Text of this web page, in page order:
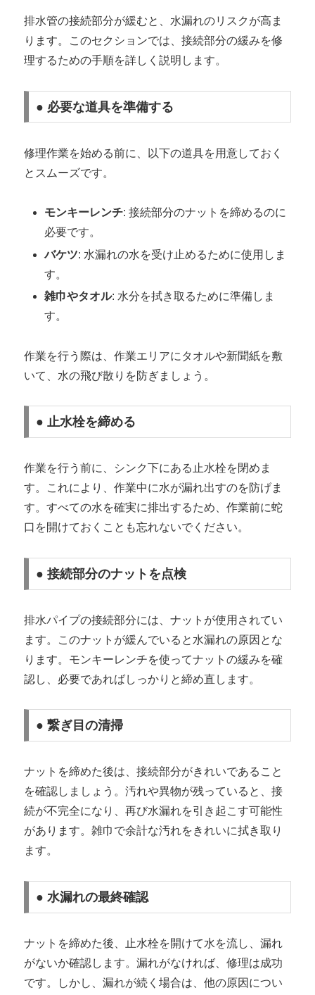
排水管の接続部分が緩むと、水漏れのリスクが高ま
ります。このセクションでは、接続部分の緩みを修
理するための手順を詳しく説明します。
● 必要な道具を準備する
修理作業を始める前に、以下の道具を用意しておく
とスムーズです。
モンキーレンチ: 接続部分のナットを締めるのに
必要です。
バケツ: 水漏れの水を受け止めるために使用しま
す。
雑巾やタオル: 水分を拭き取るために準備しま
す。
作業を行う際は、作業エリアにタオルや新聞紙を敷
いて、水の飛び散りを防ぎましょう。
● 止水栓を締める
作業を行う前に、シンク下にある止水栓を閉めま
す。これにより、作業中に水が漏れ出すのを防げま
す。すべての水を確実に排出するため、作業前に蛇
口を開けておくことも忘れないでください。
● 接続部分のナットを点検
排水パイプの接続部分には、ナットが使用されてい
ます。このナットが緩んでいると水漏れの原因とな
ります。モンキーレンチを使ってナットの緩みを確
認し、必要であればしっかりと締め直します。
● 繋ぎ目の清掃
ナットを締めた後は、接続部分がきれいであること
を確認しましょう。汚れや異物が残っていると、接
続が不完全になり、再び水漏れを引き起こす可能性
があります。雑巾で余計な汚れをきれいに拭き取り
ます。
● 水漏れの最終確認
ナットを締めた後、止水栓を開けて水を流し、漏れ
がないか確認します。漏れがなければ、修理は成功
です。しかし、漏れが続く場合は、他の原因につい